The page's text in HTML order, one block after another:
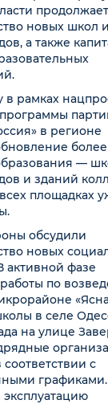
новых школ и
а также
в рамках
в регионе
—
и зданий
площадках
обсудили
новых
активной фазе
по
в селе
на улице
соответствии с
эксплуатацию